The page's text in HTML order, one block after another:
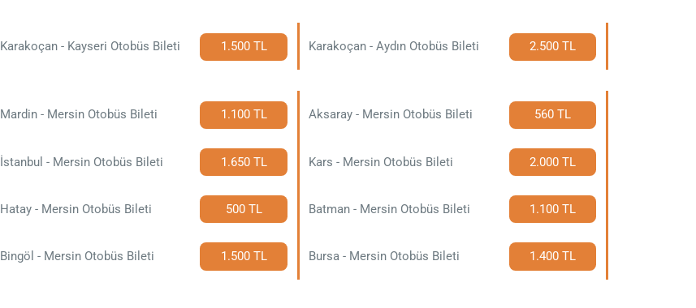
Karakoçan - Kayseri Otobüs Bileti 1.500 TL Karakoçan - Aydın Otobüs Bileti 2.500 TL
Mardin - Mersin Otobüs Bileti 1.100 TL Aksaray - Mersin Otobüs Bileti 560 TL
İstanbul - Mersin Otobüs Bileti 1.650 TL Kars - Mersin Otobüs Bileti 2.000 TL
Hatay - Mersin Otobüs Bileti 500 TL Batman - Mersin Otobüs Bileti 1.100 TL
Bingöl - Mersin Otobüs Bileti 1.500 TL Bursa - Mersin Otobüs Bileti 1.400 TL